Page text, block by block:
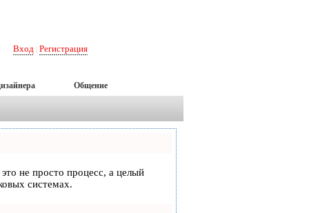
Вход Регистрация
Общение
не просто процесс, а целый
системах.